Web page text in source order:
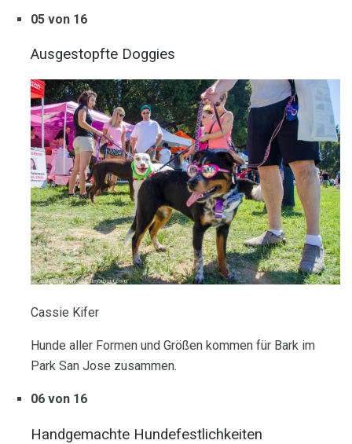
05 von 16
Ausgestopfte Doggies
Cassie Kifer
Hunde aller Formen und Größen kommen für Bark im
Park San Jose zusammen.
06 von 16
Handgemachte Hundefestlichkeiten